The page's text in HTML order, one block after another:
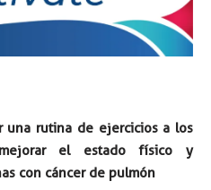
una rutina de ejercicios a los
el estado físico y
con cáncer de pulmón